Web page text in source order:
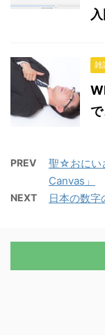
雑
PREV
聖☆おにい
Canvas」
NEXT 日本の数字